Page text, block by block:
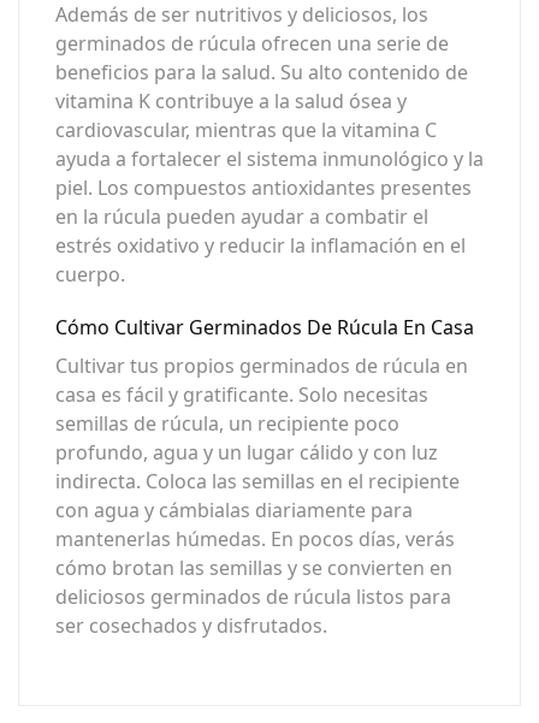
Además de ser nutritivos y deliciosos, los
germinados de rúcula ofrecen una serie de
beneficios para la salud. Su alto contenido de
vitamina K contribuye a la salud ósea y
cardiovascular, mientras que la vitamina C
ayuda a fortalecer el sistema inmunológico y la
piel. Los compuestos antioxidantes presentes
en la rúcula pueden ayudar a combatir el
estrés oxidativo y reducir la inflamación en el
cuerpo.
Cómo Cultivar Germinados De Rúcula En Casa
Cultivar tus propios germinados de rúcula en
casa es fácil y gratificante. Solo necesitas
semillas de rúcula, un recipiente poco
profundo, agua y un lugar cálido y con luz
indirecta. Coloca las semillas en el recipiente
con agua y cámbialas diariamente para
mantenerlas húmedas. En pocos días, verás
cómo brotan las semillas y se convierten en
deliciosos germinados de rúcula listos para
ser cosechados y disfrutados.